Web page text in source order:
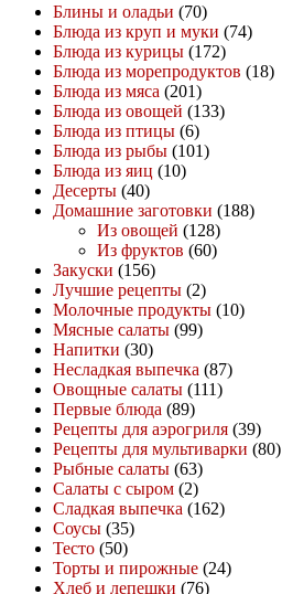
Блины и оладьи (70)
Блюда из круп и муки (74)
Блюда из курицы (172)
Блюда из морепродуктов (18)
Блюда из мяса (201)
Блюда из овощей (133)
Блюда из птицы (6)
Блюда из рыбы (101)
Блюда из яиц (10)
Десерты (40)
Домашние заготовки (188)
Из овощей (128)
Из фруктов (60)
Закуски (156)
Лучшие рецепты (2)
Молочные продукты (10)
Мясные салаты (99)
Напитки (30)
Несладкая выпечка (87)
Овощные салаты (111)
Первые блюда (89)
Рецепты для аэрогриля (39)
Рецепты для мультиварки (80)
Рыбные салаты (63)
Салаты с сыром (2)
Сладкая выпечка (162)
Соусы (35)
Тесто (50)
Торты и пирожные (24)
Хлеб и лепешки (76)